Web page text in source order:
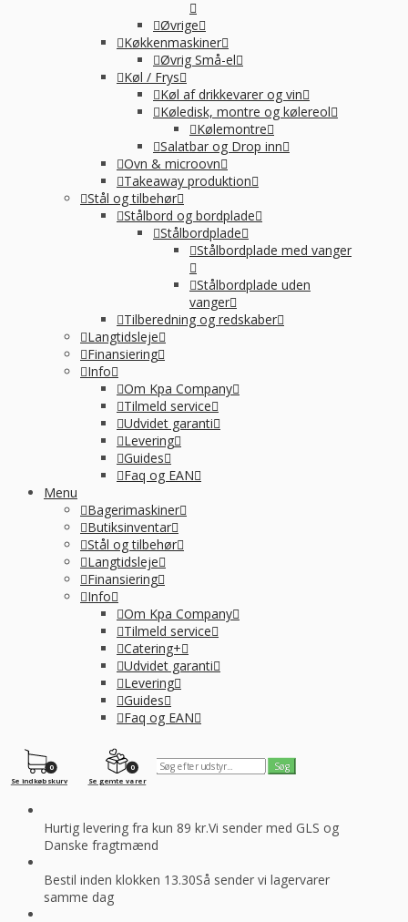
Øvrige
Køkkenmaskiner
Øvrig Små-el
Køl / Frys
Køl af drikkevarer og vin
Køledisk, montre og kølereol
Kølemontre
Salatbar og Drop inn
Ovn & microovn
Takeaway produktion
Stål og tilbehør
Stålbord og bordplade
Stålbordplade
Stålbordplade med vanger
Stålbordplade uden
vanger
Tilberedning og redskaber
Langtidsleje
Finansiering
Info
Om Kpa Company
Tilmeld service
Udvidet garanti
Levering
Guides
Faq og EAN
Menu
Bagerimaskiner
Butiksinventar
Stål og tilbehør
Langtidsleje
Finansiering
Info
Om Kpa Company
Tilmeld service
Catering+
Udvidet garanti
Levering
Guides
Faq og EAN
0
Se gemte varer
0
Se indkøbskurv
Hurtig levering fra kun 89 kr.Vi sender med GLS og
Danske fragtmænd
Bestil inden klokken 13.30Så sender vi lagervarer
samme dag